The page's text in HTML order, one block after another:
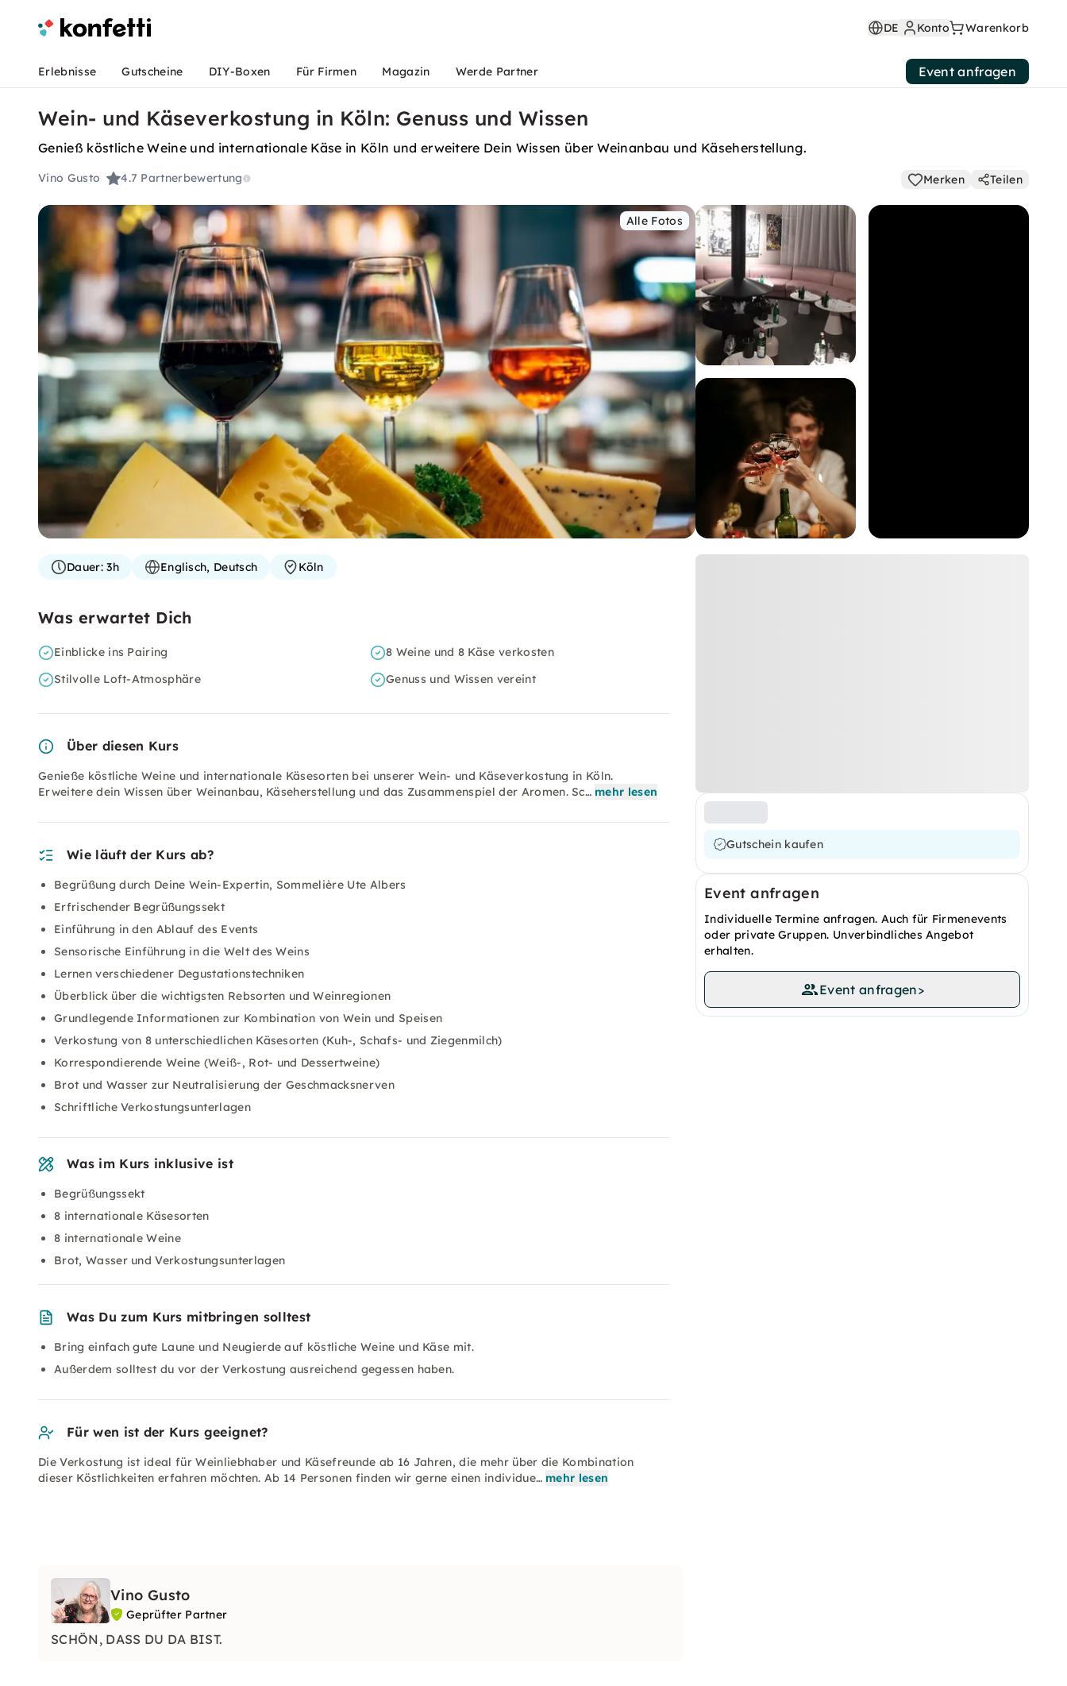
DE Konto Warenkorb
Erlebnisse Gutscheine DIY-Boxen Für Firmen Magazin Werde Partner Event anfragen
Wein- und Käseverkostung in Köln: Genuss und Wissen
Genieß köstliche Weine und internationale Käse in Köln und erweitere Dein Wissen über Weinanbau und Käseherstellung.
Vino Gusto 4.7 Partnerbewertung Merken Teilen
Alle Fotos
Gutschein kaufen
Event anfragen
Individuelle Termine anfragen. Auch für Firmenevents
oder private Gruppen. Unverbindliches Angebot
erhalten.
Event anfragen>
Dauer:3h Englisch, Deutsch Köln
Was erwartet Dich
Einblicke ins Pairing
8 Weine und 8 Käse verkosten
Stilvolle Loft-Atmosphäre
Genuss und Wissen vereint
Über diesen Kurs
Genieße köstliche Weine und internationale Käsesorten bei unserer Wein- und Käseverkostung in Köln.
Erweitere dein Wissen über Weinanbau, Käseherstellung und das Zusammenspiel der Aromen. Sc… mehr lesen
Wie läuft der Kurs ab?
Begrüßung durch Deine Wein-Expertin, Sommelière Ute Albers
Erfrischender Begrüßungssekt
Einführung in den Ablauf des Events
Sensorische Einführung in die Welt des Weins
Lernen verschiedener Degustationstechniken
Überblick über die wichtigsten Rebsorten und Weinregionen
Grundlegende Informationen zur Kombination von Wein und Speisen
Verkostung von 8 unterschiedlichen Käsesorten (Kuh-, Schafs- und Ziegenmilch)
Korrespondierende Weine (Weiß-, Rot- und Dessertweine)
Brot und Wasser zur Neutralisierung der Geschmacksnerven
Schriftliche Verkostungsunterlagen
Was im Kurs inklusive ist
Begrüßungssekt
8 internationale Käsesorten
8 internationale Weine
Brot, Wasser und Verkostungsunterlagen
Was Du zum Kurs mitbringen solltest
Bring einfach gute Laune und Neugierde auf köstliche Weine und Käse mit.
Außerdem solltest du vor der Verkostung ausreichend gegessen haben.
Für wen ist der Kurs geeignet?
Die Verkostung ist ideal für Weinliebhaber und Käsefreunde ab 16 Jahren, die mehr über die Kombination
dieser Köstlichkeiten erfahren möchten. Ab 14 Personen finden wir gerne einen individue… mehr lesen
Vino Gusto
Geprüfter Partner
SCHÖN, DASS DU DA BIST.